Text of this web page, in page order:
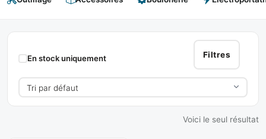
Filière
Electrique
Filtres
En stock uniquement
Voici le seul résultat